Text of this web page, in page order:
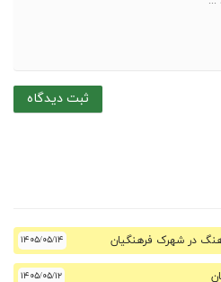
در شهرک فرهنگیان ۱۴۰۵/۰۵/۱۴
۱۴۰۵/۰۵/۱۲